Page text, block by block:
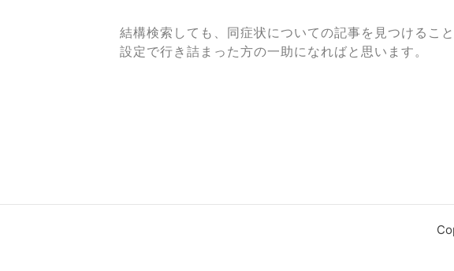
結構検索しても、同症状についての記事を見つけるこ
設定で行き詰まった方の一助になればと思います。